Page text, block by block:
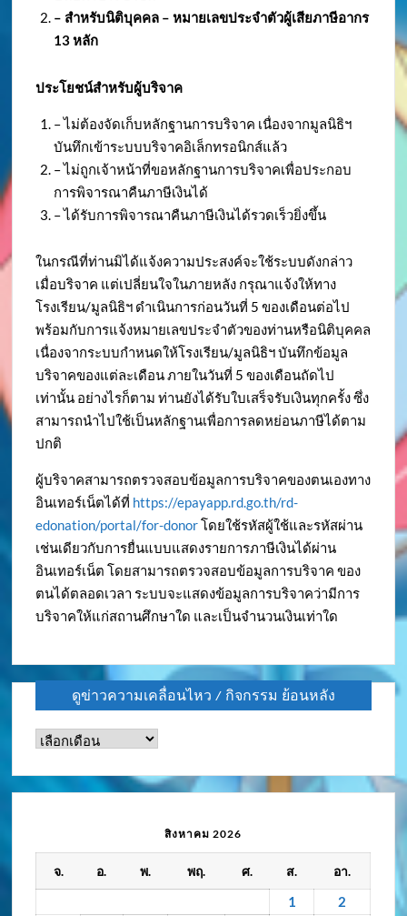
– สำหรับนิติบุคคล – หมายเลขประจำตัวผู้เสียภาษีอากร
13 หลัก
ประโยชน์สำหรับผู้บริจาค
– ไม่ต้องจัดเก็บหลักฐานการบริจาค เนื่องจากมูลนิธิฯ
บันทึกเข้าระบบบริจาคอิเล็กทรอนิกส์แล้ว
– ไม่ถูกเจ้าหน้าที่ขอหลักฐานการบริจาคเพื่อประกอบ
การพิจารณาคืนภาษีเงินได้
– ได้รับการพิจารณาคืนภาษีเงินได้รวดเร็วยิ่งขึ้น
ในกรณีที่ท่านมิได้แจ้งความประสงค์จะใช้ระบบดังกล่าว
เมื่อบริจาค แต่เปลี่ยนใจในภายหลัง กรุณาแจ้งให้ทาง
โรงเรียน/มูลนิธิฯ ดำเนินการก่อนวันที่ 5 ของเดือนต่อไป
พร้อมกับการแจ้งหมายเลขประจำตัวของท่านหรือนิติบุคคล
เนื่องจากระบบกำหนดให้โรงเรียน/มูลนิธิฯ บันทึกข้อมูล
บริจาคของแต่ละเดือน ภายในวันที่ 5 ของเดือนถัดไป
เท่านั้น อย่างไรก็ตาม ท่านยังได้รับใบเสร็จรับเงินทุกครั้ง ซึ่ง
สามารถนำไปใช้เป็นหลักฐานเพื่อการลดหย่อนภาษีได้ตาม
ปกติ
ผู้บริจาคสามารถตรวจสอบข้อมูลการบริจาคของตนเองทาง
อินเทอร์เน็ตได้ที่ https://epayapp.rd.go.th/rd-
edonation/portal/for-donorโดยใช้รหัสผู้ใช้และรหัสผ่าน
เช่นเดียวกับการยื่นแบบแสดงรายการภาษีเงินได้ผ่าน
อินเทอร์เน็ต โดยสามารถตรวจสอบข้อมูลการบริจาค ของ
ตนได้ตลอดเวลา ระบบจะแสดงข้อมูลการบริจาคว่ามีการ
บริจาคให้แก่สถานศึกษาใด และเป็นจำนวนเงินเท่าใด
ดูข่าวความเคลื่อนไหว / กิจกรรม ย้อนหลัง
ดู
กิจกรรม
ย้อน
สิงหาคม 2026
จ. อ. พ. พฤ. ศ. ส. อา.
1
2